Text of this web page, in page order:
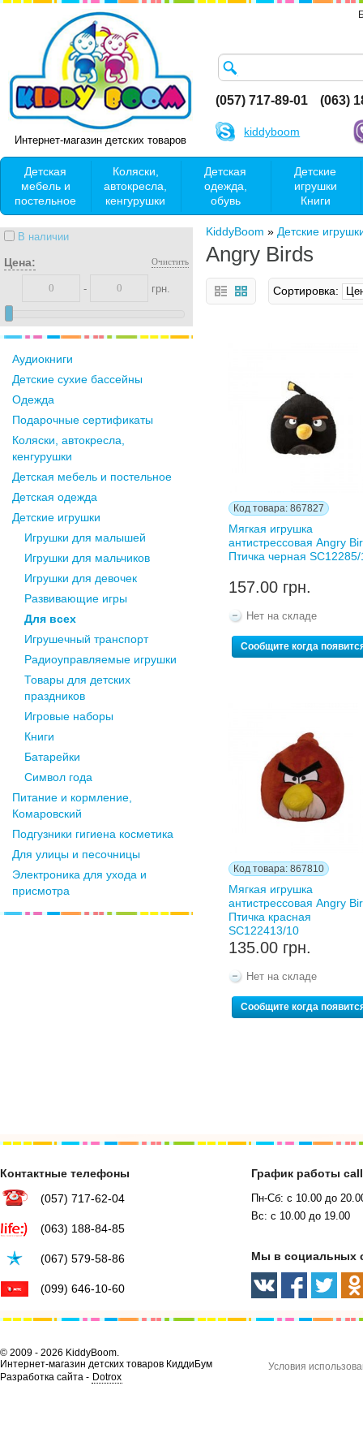
Интернет-магазин детских товаров
(057) 717-89-01 (063)
kiddyboom
Детская
мебель и
постельное
Коляски,
автокресла,
кенгурушки
Детская
одежда,
обувь
Детские
игрушки
Книги
В наличии
Очистить
Цена:
- грн.
Аудиокниги
Детские сухие бассейны
Одежда
Подарочные сертификаты
Коляски, автокресла,
кенгурушки
Детская мебель и постельное
Детская одежда
Детские игрушки
Игрушки для малышей
Игрушки для мальчиков
Игрушки для девочек
Развивающие игры
Для всех
Игрушечный транспорт
Радиоуправляемые игрушки
Товары для детских
праздников
Игровые наборы
Книги
Батарейки
Символ года
Питание и кормление,
Комаровский
Подгузники гигиена косметика
Для улицы и песочницы
Электроника для ухода и
присмотра
KiddyBoom » Детские
Angry Birds
Сортировка:
Код товара: 867827
Мягкая игрушка
антистрессовая Angry
Птичка черная
157.00 грн.
Нет на складе
Сообщите когда
Код товара: 867810
Мягкая игрушка
антистрессовая Angry
Птичка красная
SC122413/10
135.00 грн.
Нет на складе
Сообщите когда
Контактные телефоны
(057) 717-62-04
(063) 188-84-85
(067) 579-58-86
(099) 646-10-60
График работы
Пн-Сб: с 10.00 до
Вс: с 10.00 до 19.00
Мы в социальных
© 2009 - 2026 KiddyBoom.
Интернет-магазин детских товаров КиддиБум
Разработка сайта - Dotrox
Условия